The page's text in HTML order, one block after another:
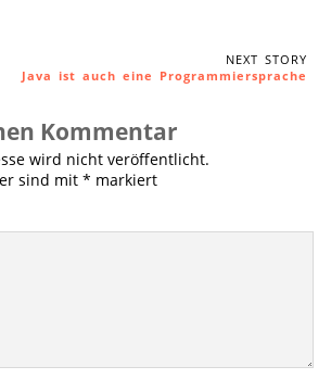
NEXT STORY
Java ist auch eine Programmiersprache
Kommentar
wird nicht veröffentlicht.
sind mit* markiert